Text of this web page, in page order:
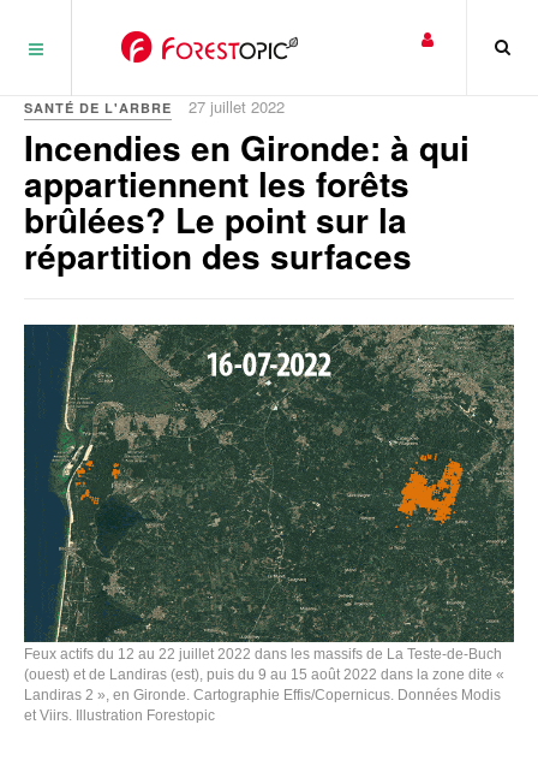
SANTÉ DE L'ARBRE 27 juillet 2022
Incendies en Gironde: à qui
appartiennent les forêts
brûlées? Le point sur la
répartition des surfaces
Feux actifs du 12 au 22 juillet 2022 dans les massifs de La Teste-de-Buch
(ouest) et de Landiras (est), puis du 9 au 15 août 2022 dans la zone dite «
Landiras 2 », en Gironde. Cartographie Effis/Copernicus. Données Modis
et Viirs. Illustration Forestopic